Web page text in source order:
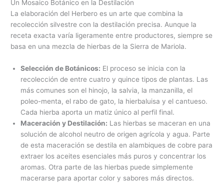
Un Mosaico Botánico en la Destilación
La elaboración del Herbero es un arte que combina la
recolección silvestre con la destilación precisa. Aunque la
receta exacta varía ligeramente entre productores, siempre se
basa en una mezcla de hierbas de la Sierra de Mariola.
Selección de Botánicos: El proceso se inicia con la
recolección de entre cuatro y quince tipos de plantas. Las
más comunes son el hinojo, la salvia, la manzanilla, el
poleo-menta, el rabo de gato, la hierbaluisa y el cantueso.
Cada hierba aporta un matiz único al perfil final.
Maceración y Destilación: Las hierbas se maceran en una
solución de alcohol neutro de origen agrícola y agua. Parte
de esta maceración se destila en alambiques de cobre para
extraer los aceites esenciales más puros y concentrar los
aromas. Otra parte de las hierbas puede simplemente
macerarse para aportar color y sabores más directos.